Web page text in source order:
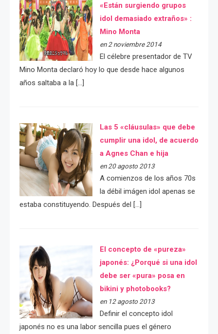
«Están surgiendo grupos
idol demasiado extraños» :
Mino Monta
en 2 noviembre 2014
El célebre presentador de TV
Mino Monta declaró hoy lo que desde hace algunos
años saltaba a la […]
Las 5 «cláusulas» que debe
cumplir una idol, de acuerdo
a Agnes Chan e hija
en 20 agosto 2013
A comienzos de los años 70s
la débil imágen idol apenas se
estaba constituyendo. Después del […]
El concepto de «pureza»
japonés: ¿Porqué si una idol
debe ser «pura» posa en
bikini y photobooks?
en 12 agosto 2013
Definir el concepto idol
japonés no es una labor sencilla pues el género